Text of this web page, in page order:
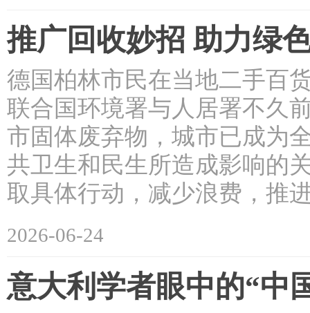
推广回收妙招 助力绿
德国柏林市民在当地二手百
联合国环境署与人居署不久
市固体废弃物，城市已成为
共卫生和民生所造成影响的
取具体行动，减少浪费，推
2026-06-24
意大利学者眼中的“中